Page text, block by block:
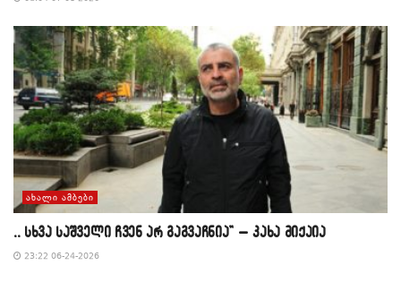
ᲐᲮᲐᲚᲘ ᲐᲛᲑᲔᲑᲘ
,, სხვა საშველი ჩვენ არ გაგვაჩნია” – კახა მიქაია
23:22 06-24-2026